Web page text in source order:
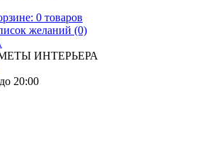
0 товаров
желаний (0)
ИНТЕРЬЕРА
20:00